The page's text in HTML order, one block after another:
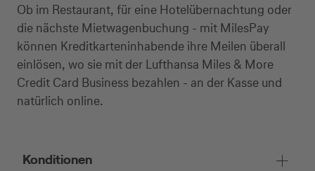
Ob im Restaurant, für eine Hotelübernachtung oder
die nächste Mietwagenbuchung - mit MilesPay
können Kreditkarteninhabende ihre Meilen überall
einlösen, wo sie mit der Lufthansa Miles & More
Credit Card Business bezahlen - an der Kasse und
natürlich online.
Konditionen